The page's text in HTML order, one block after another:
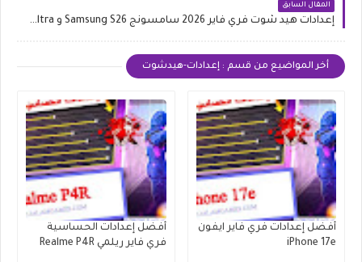
المقال السابق
إعدادات هيد شوت فري فاير 2026 سامسونج Samsung S26 و S26 Ultra
أخر المواضيع من قسم : إعدادات-هيدشوت
أفضل إعدادات فري فاير ايفون
iPhone 17e
أفضل إعدادات الحساسية
فري فاير ريلمي Realme P4R